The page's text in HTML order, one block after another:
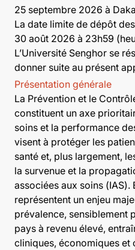
25 septembre 2026 à
La date limite de dépôt
30 août 2026 à 23h59
L’Université Senghor se
donner suite au présent
Présentation générale
La Prévention et le
constituent un axe
soins et la performance
visent à protéger les
santé et, plus largement,
la survenue et la
associées aux soins
représentent un enjeu
prévalence, sensiblement
pays à revenu élevé,
cliniques, économiques et